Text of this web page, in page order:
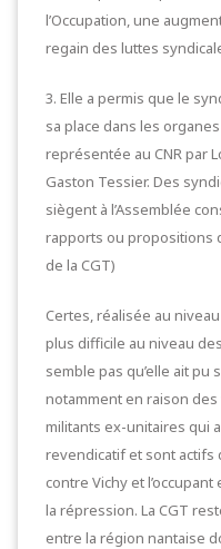
l’Occupation, une
regain des luttes
3. Elle a permis que le
sa place dans les
représentée au CNR par
Gaston Tessier. Des
siègent à l’Assemblée
rapports ou propositions
de la CGT)
Certes, réalisée au
plus difficile au niveau
semble pas qu’elle ait
notamment en raison
militants ex-unitaires qui
revendicatif et sont actifs
contre Vichy et
la répression. La CGT
entre la région nantaise